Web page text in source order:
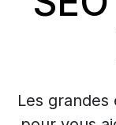
Les